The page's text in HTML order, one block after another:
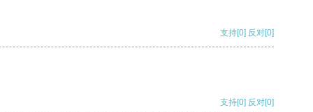
支持[0] 反对[0]
支持[0] 反对[0]